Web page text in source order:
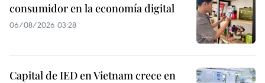
consumidor en la economía digital
06/08/2026 03:28
Capital de IED en Vietnam crece en